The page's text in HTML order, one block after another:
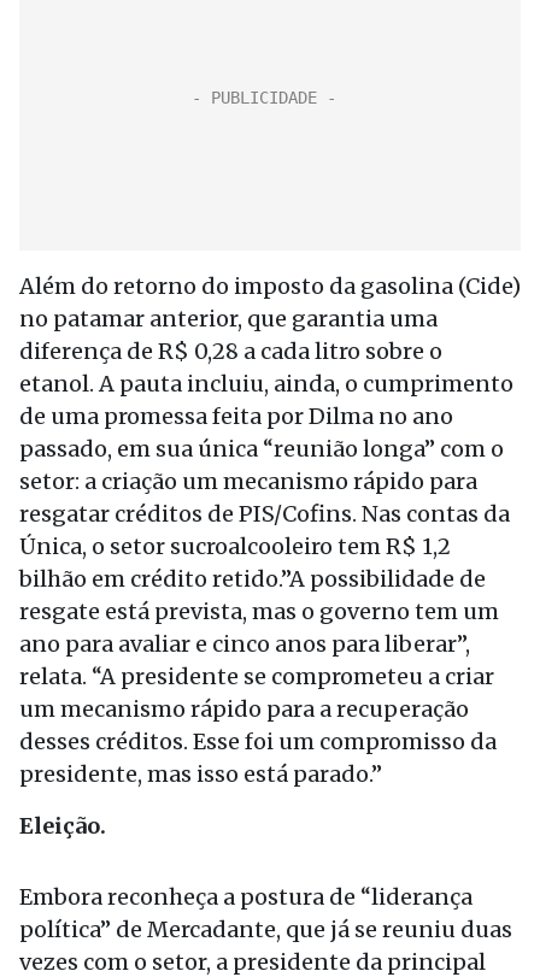
Além do retorno do imposto da gasolina (Cide)
no patamar anterior, que garantia uma
diferença de R$ 0,28 a cada litro sobre o
etanol. A pauta incluiu, ainda, o cumprimento
de uma promessa feita por Dilma no ano
passado, em sua única “reunião longa” com o
setor: a criação um mecanismo rápido para
resgatar créditos de PIS/Cofins. Nas contas da
Única, o setor sucroalcooleiro tem R$ 1,2
bilhão em crédito retido.”A possibilidade de
resgate está prevista, mas o governo tem um
ano para avaliar e cinco anos para liberar”,
relata. “A presidente se comprometeu a criar
um mecanismo rápido para a recuperação
desses créditos. Esse foi um compromisso da
presidente, mas isso está parado.”
Eleição.
Embora reconheça a postura de “liderança
política” de Mercadante, que já se reuniu duas
vezes com o setor, a presidente da principal